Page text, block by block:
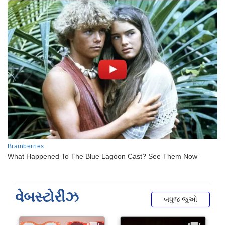
વેબસ્ટોરીઝ બધુજ જુઓ